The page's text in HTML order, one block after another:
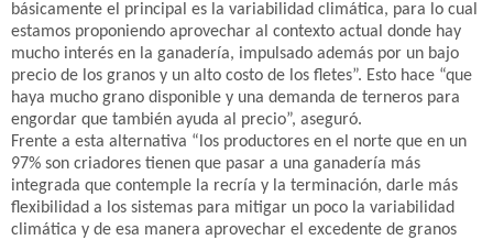
básicamente el principal es la variabilidad climática, para lo cual
estamos proponiendo aprovechar al contexto actual donde hay
mucho interés en la ganadería, impulsado además por un bajo
precio de los granos y un alto costo de los fletes”. Esto hace “que
haya mucho grano disponible y una demanda de terneros para
engordar que también ayuda al precio”, aseguró.
Frente a esta alternativa “los productores en el norte que en un
97% son criadores tienen que pasar a una ganadería más
integrada que contemple la recría y la terminación, darle más
flexibilidad a los sistemas para mitigar un poco la variabilidad
climática y de esa manera aprovechar el excedente de granos